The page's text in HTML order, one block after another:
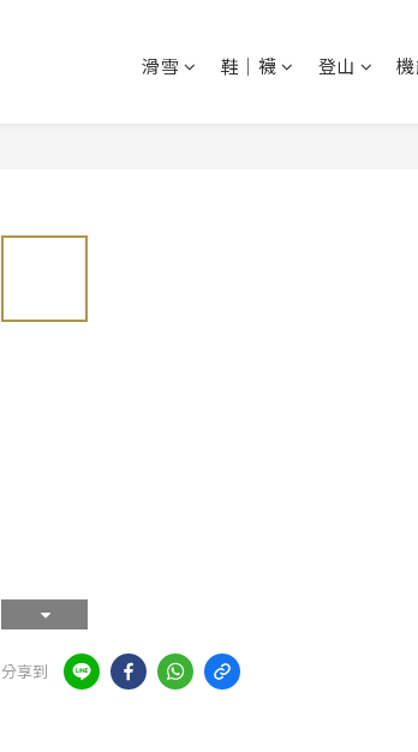
滑雪 鞋│襪 登山
分享到